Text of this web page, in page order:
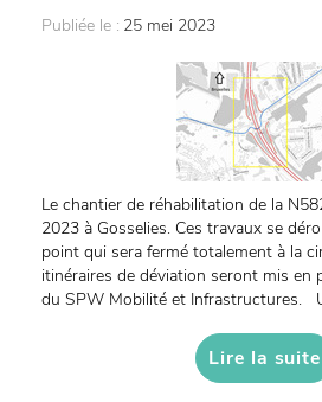
Publiée le : 25 mei 2023
Le chantier de réhabilitation de la
2023 à Gosselies. Ces travaux se
point qui sera fermé totalement à la
itinéraires de déviation seront mis en
du SPW Mobilité et Infrastructures.
Lire la suite